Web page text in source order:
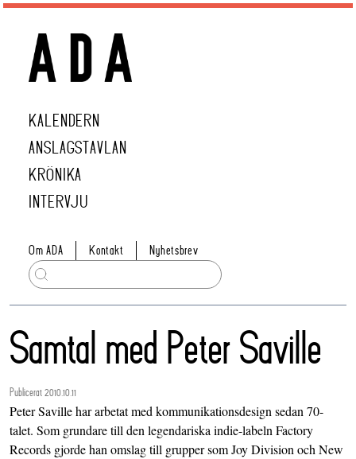
KALENDERN
ANSLAGSTAVLAN
KRÖNIKA
INTERVJU
Om ADA Kontakt Nyhetsbrev
Samtal med Peter Saville
Publicerat 2010.10.11
Peter Saville har arbetat med kommunikationsdesign sedan 70-
talet. Som grundare till den legendariska indie-labeln Factory
Records gjorde han omslag till grupper som Joy Division och New